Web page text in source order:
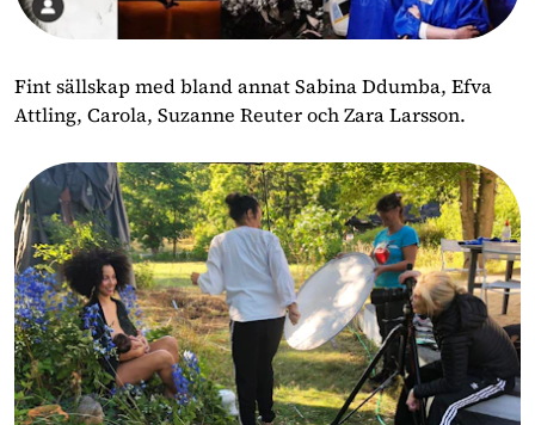
Fint sällskap med bland annat Sabina Ddumba, Efva
Attling, Carola, Suzanne Reuter och Zara Larsson.